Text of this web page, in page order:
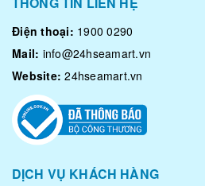
Điện thoại: 1900 0290
Mail: info@24hseamart.vn
Website: 24hseamart.vn
DỊCH VỤ KHÁCH HÀNG